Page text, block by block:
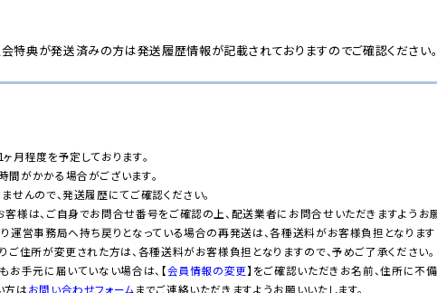
特典が発送済みの方は発送履歴情報が記載されておりますのでご確認ください。
月程度を予定しております。
がかかる場合がございます。
せんので、発送履歴にてご確認ください。
様は、ご自身でお問合せ番号をご確認の上、配送業者にお問合せいただきますようお願
運営事務局へ持ち戻りとなっている場合の再発送は、各種送料がお客様負担となります
ご住所が変更された方は、各種送料がお客様負担となりますので、予めご了承ください。
お手元に届いていない場合は、【会員情報の変更】をご確認いただきお名前、住所に不
方はお問い合わせフォームまでご連絡いただきますようお願いいたします。